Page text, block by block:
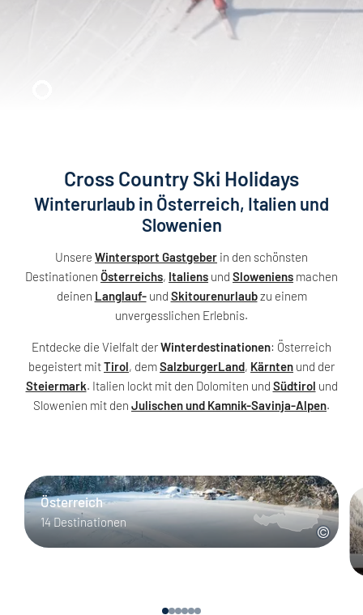
Cross Country Ski Holidays
Winterurlaub in Österreich, Italien und
Slowenien
Unsere Wintersport Gastgeber in den schönsten
Destinationen Österreichs, Italiens und Sloweniens machen
deinen Langlauf-und Skitourenurlaubzu einem
unvergesslichen Erlebnis.
Entdecke die Vielfalt derWinterdestinationen: Österreich
begeistert mitTirol, demSalzburgerLand, Kärnten und der
Steiermark. Italien lockt mit den Dolomiten und Südtirol und
Slowenien mit den Julischen und Kamnik-Savinja-Alpen.
Österreich
14 Destinationen